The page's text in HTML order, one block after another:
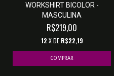
WORKSHIRT BICOLOR -
MASCULINA
R$219,00
12 X DE R$22,19
COMPRAR